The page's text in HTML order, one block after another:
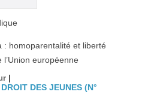
: homoparentalité et liberté
européenne
|
DES JEUNES (N°